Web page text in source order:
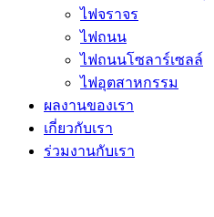
ไฟจราจร
ไฟถนน
ไฟถนนโซลาร์เซลล์
ไฟอุตสาหกรรม
ผลงานของเรา
เกี่ยวกับเรา
ร่วมงานกับเรา